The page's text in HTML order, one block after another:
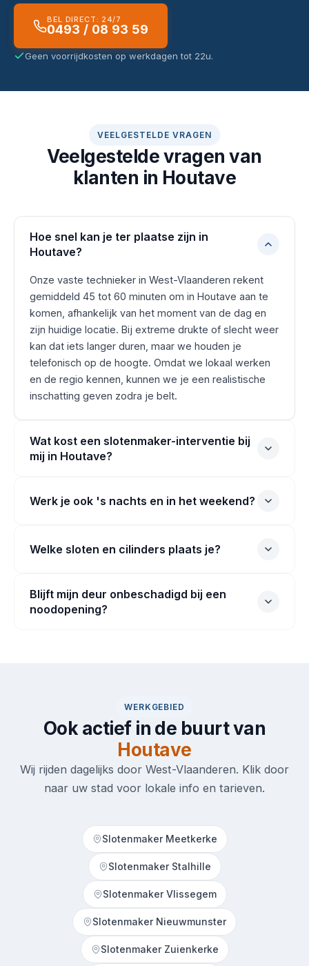
BEL DIRECT: 24/7
0493 / 08 93 59
Geen voorrijdkosten op werkdagen tot 22u.
VEELGESTELDE VRAGEN
Veelgestelde vragen van
klanten in Houtave
Hoe snel kan je ter plaatse zijn in
Houtave?
Onze vaste technieker in West-Vlaanderen rekent
gemiddeld 45 tot 60 minuten om in Houtave aan te
komen, afhankelijk van het moment van de dag en
zijn huidige locatie. Bij extreme drukte of slecht weer
kan dat iets langer duren, maar we houden je
telefonisch op de hoogte. Omdat we lokaal werken
en de regio kennen, kunnen we je een realistische
inschatting geven zodra je belt.
Wat kost een slotenmaker-interventie bij
mij in Houtave?
Werk je ook 's nachts en in het weekend?
Welke sloten en cilinders plaats je?
Blijft mijn deur onbeschadigd bij een
noodopening?
WERKGEBIED
Ook actief in de buurt van
Houtave
Wij rijden dagelijks door West-Vlaanderen. Klik door
naar uw stad voor lokale info en tarieven.
Slotenmaker Meetkerke
Slotenmaker Stalhille
Slotenmaker Vlissegem
Slotenmaker Nieuwmunster
Slotenmaker Zuienkerke